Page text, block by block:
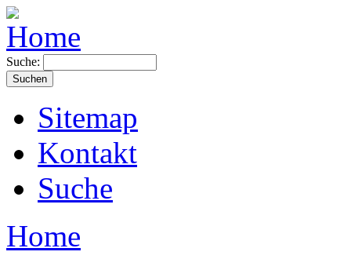
Suche:
Sitemap
Kontakt
Suche
Home